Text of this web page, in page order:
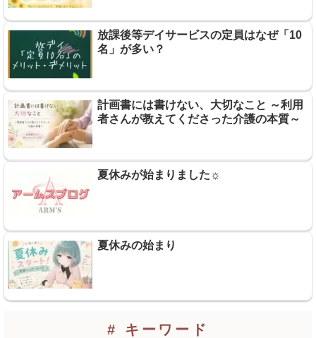
放課後等デイサービスの定員はなぜ「10
名」が多い？
計画書には書けない、大切なこと ～利用
者さんが教えてくださった介護の本質～
夏休みが始まりました☼
夏休みの始まり
# キーワード